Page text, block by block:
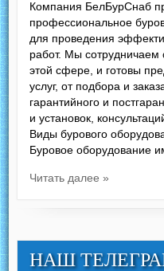
Компания БелБурСнаб
профессиональное
для проведения
работ. Мы
этой сфере, и готовы
услуг, от подбора и
гарантийного и
и установок,
Виды бурового
Буровое оборудование
Читать далее »
НАШ